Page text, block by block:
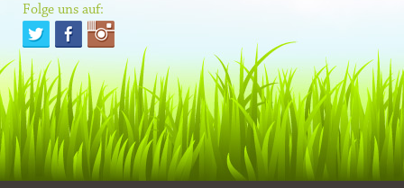
Folge uns auf: